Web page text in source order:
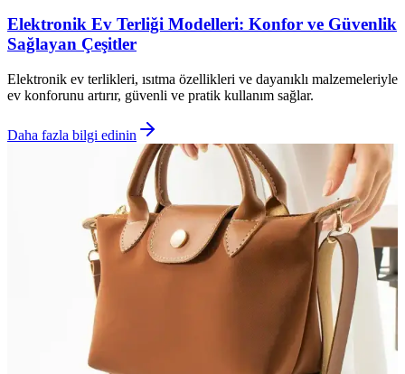
Elektronik Ev Terliği Modelleri: Konfor ve Güvenlik
Sağlayan Çeşitler
Elektronik ev terlikleri, ısıtma özellikleri ve dayanıklı malzemeleriyle
ev konforunu artırır, güvenli ve pratik kullanım sağlar.
Daha fazla bilgi edinin